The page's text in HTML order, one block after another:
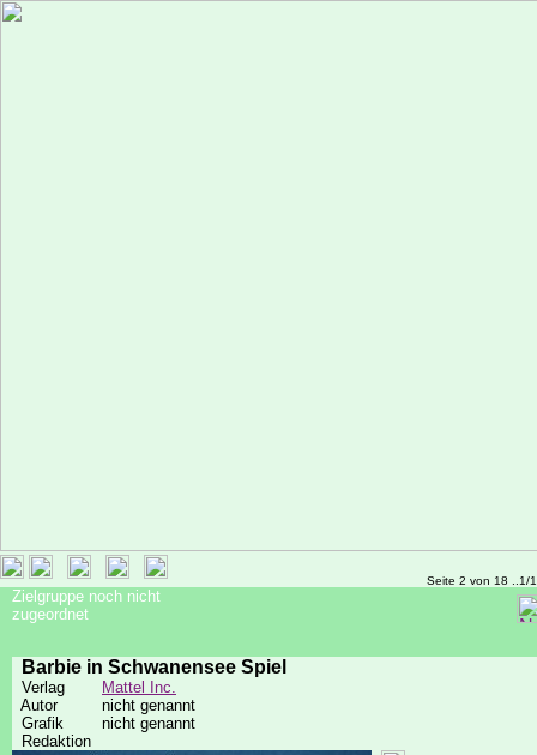
Seite 2 von 18 ..1/
Zielgruppe noch nicht
zugeordnet
Barbie in Schwanensee Spiel
Verlag
Mattel Inc.
Autor
nicht genannt
Grafik
nicht genannt
Redaktion